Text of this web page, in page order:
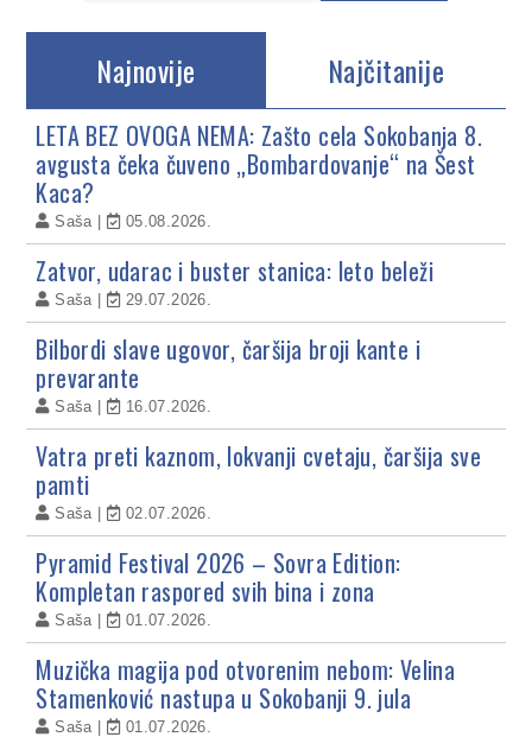
Najnovije Najčitanije
LETA BEZ OVOGA NEMA: Zašto cela Sokobanja 8.
avgusta čeka čuveno „Bombardovanje“ na Šest
Kaca?
Saša 05.08.2026.
Zatvor, udarac i buster stanica: leto beleži
Saša 29.07.2026.
Bilbordi slave ugovor, čaršija broji kante i
prevarante
Saša 16.07.2026.
Vatra preti kaznom, lokvanji cvetaju, čaršija sve
pamti
Saša 02.07.2026.
Pyramid Festival 2026 – Sovra Edition:
Kompletan raspored svih bina i zona
Saša 01.07.2026.
Muzička magija pod otvorenim nebom: Velina
Stamenković nastupa u Sokobanji 9. jula
Saša 01.07.2026.